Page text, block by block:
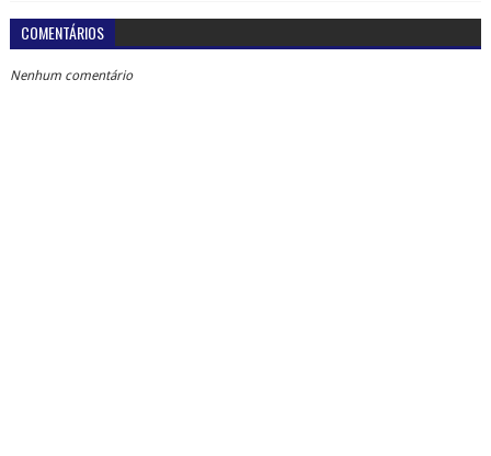
COMENTÁRIOS
Nenhum comentário